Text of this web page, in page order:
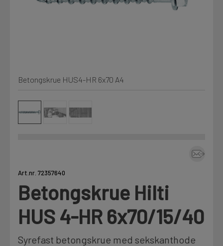
Annet
Fag
Motek
Prislister
Firmainformasjon
LOGG UT
Betongskrue HUS4-HR 6x70 A4
Art.nr. 72357640
Betongskrue Hilti
HUS 4-HR 6x70/15/40
Syrefast betongskrue med sekskanthode